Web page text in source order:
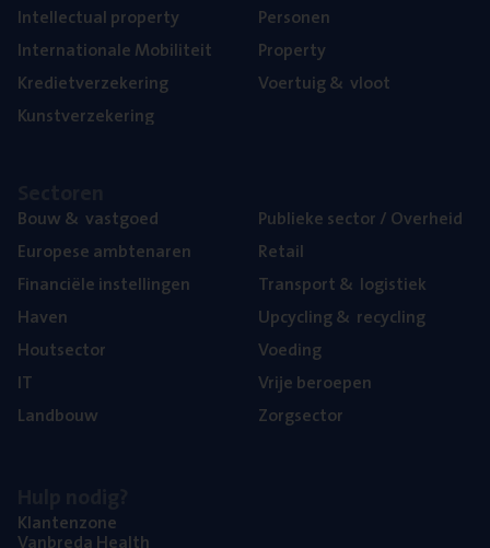
Intel­lec­tu­al property
Inter­na­ti­o­na­le Mobiliteit
Kre­diet­ver­ze­ke­ring
Kunst­ver­ze­ke­ring
Per­so­nen
Pro­per­ty
Voer­tuig& vloot
Bouw& vastgoed
Euro­pe­se ambtenaren
Finan­ci­ë­le instellingen
Haven
Hout­sec­tor
IT
Land­bouw
Publie­ke sec­tor / Overheid
Retail
Trans­port& logistiek
Upcy­cling& recycling
Voe­ding
Vrije beroe­pen
Zorg­sec­tor
Klan­ten­zo­ne
Van­b­re­da Health